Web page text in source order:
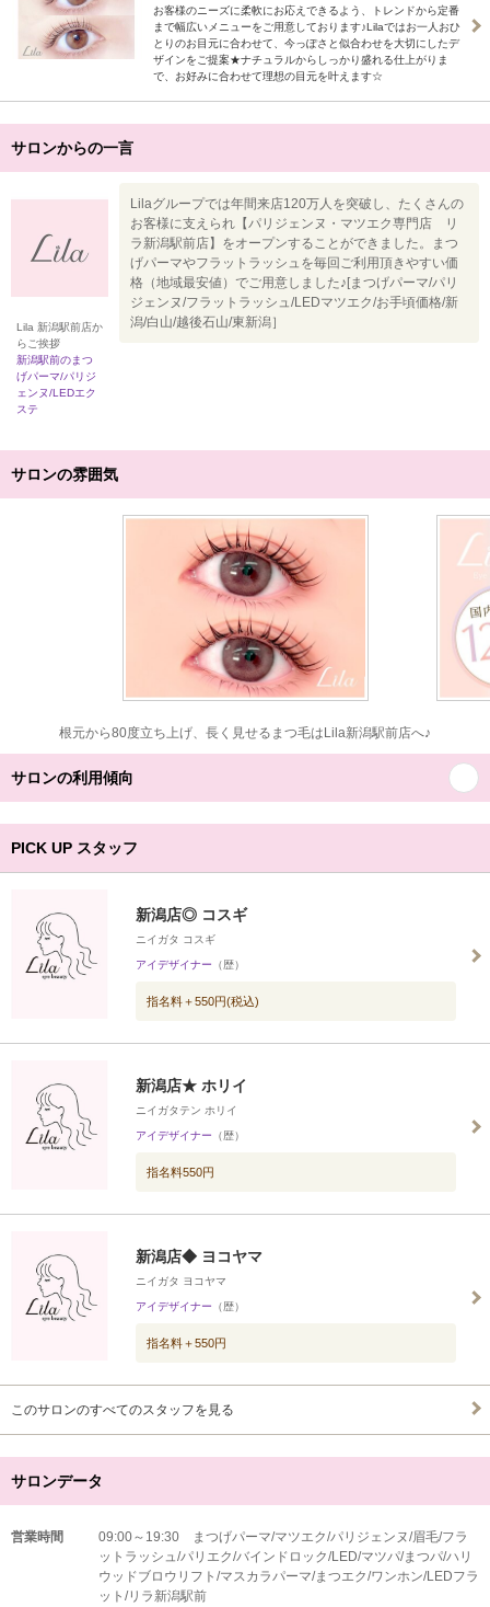
お客様のニーズに柔軟にお応えできるよう、トレンドから定番
まで幅広いメニューをご用意しております♪Lilaではお一人おひ
とりのお目元に合わせて、今っぽさと似合わせを大切にしたデ
ザインをご提案★ナチュラルからしっかり盛れる仕上がりま
で、お好みに合わせて理想の目元を叶えます☆
サロンからの一言
Lila 新潟駅前店か
らご挨拶
新潟駅前のまつ
げパーマ/パリジ
ェンヌ/LEDエク
ステ
Lilaグループでは年間来店120万人を突破し、たくさんの
お客様に支えられ【パリジェンヌ・マツエク専門店 リ
ラ新潟駅前店】をオープンすることができました。まつ
げパーマやフラットラッシュを毎回ご利用頂きやすい価
格（地域最安値）でご用意しました♪[まつげパーマ/パリ
ジェンヌ/フラットラッシュ/LEDマツエク/お手頃価格/新
潟/白山/越後石山/東新潟］
サロンの雰囲気
根元から80度立ち上げ、長く見せるまつ毛はLila新潟駅前店へ♪
サロンの利用傾向
PICK UP スタッフ
新潟店◎ コスギ
ニイガタ コスギ
アイデザイナー （歴）
指名料＋550円(税込)
新潟店★ ホリイ
ニイガタテン ホリイ
アイデザイナー （歴）
指名料550円
新潟店◆ ヨコヤマ
ニイガタ ヨコヤマ
アイデザイナー （歴）
指名料＋550円
このサロンのすべてのスタッフを見る
サロンデータ
営業時間
09:00～19:30 まつげパーマ/マツエク/パリジェンヌ/眉毛/フラ
ットラッシュ/パリエク/バインドロック/LED/マツパ/まつパ/ハリ
ウッドブロウリフト/マスカラパーマ/まつエク/ワンホン/LEDフラ
ット/リラ新潟駅前